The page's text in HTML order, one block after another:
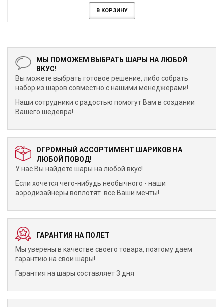
В КОРЗИНУ
МЫ ПОМОЖЕМ ВЫБРАТЬ ШАРЫ НА ЛЮБОЙ
ВКУС!
Вы можете выбрать готовое решение, либо собрать
набор из шаров совместно с нашими менеджерами!
Наши сотрудники с радостью помогут Вам в создании
Вашего шедевра!
ОГРОМНЫЙ АССОРТИМЕНТ ШАРИКОВ НА
ЛЮБОЙ ПОВОД!
У нас Вы найдете шары на любой вкус!
Если хочется чего-нибудь необычного - наши
аэродизайнеры воплотят все Ваши мечты!
ГАРАНТИЯ НА ПОЛЕТ
Мы уверены в качестве своего товара, поэтому даем
гарантию на свои шары!
Гарантия на шары составляет 3 дня